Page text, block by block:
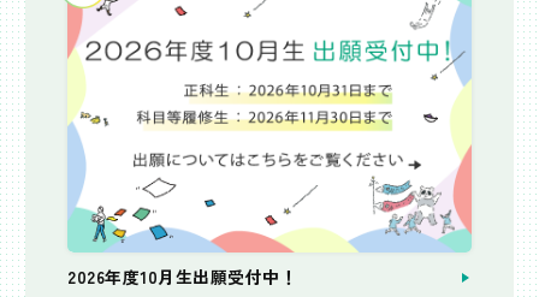
2026年度10月生出願受付中！